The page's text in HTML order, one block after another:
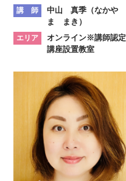
講 師
中山 真季（なかや
ま まき）
エリア
オンライン※講師認定
講座設置教室